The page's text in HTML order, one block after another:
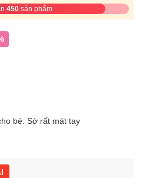
450 sản phẩm
bé. Sờ rất mát tay